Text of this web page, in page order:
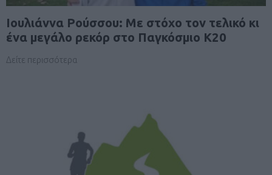
Iουλιάννα Ρούσσου: Με στόχο τον τελικό κι
ένα μεγάλο ρεκόρ στο Παγκόσμιο Κ20
Δείτε περισσότερα